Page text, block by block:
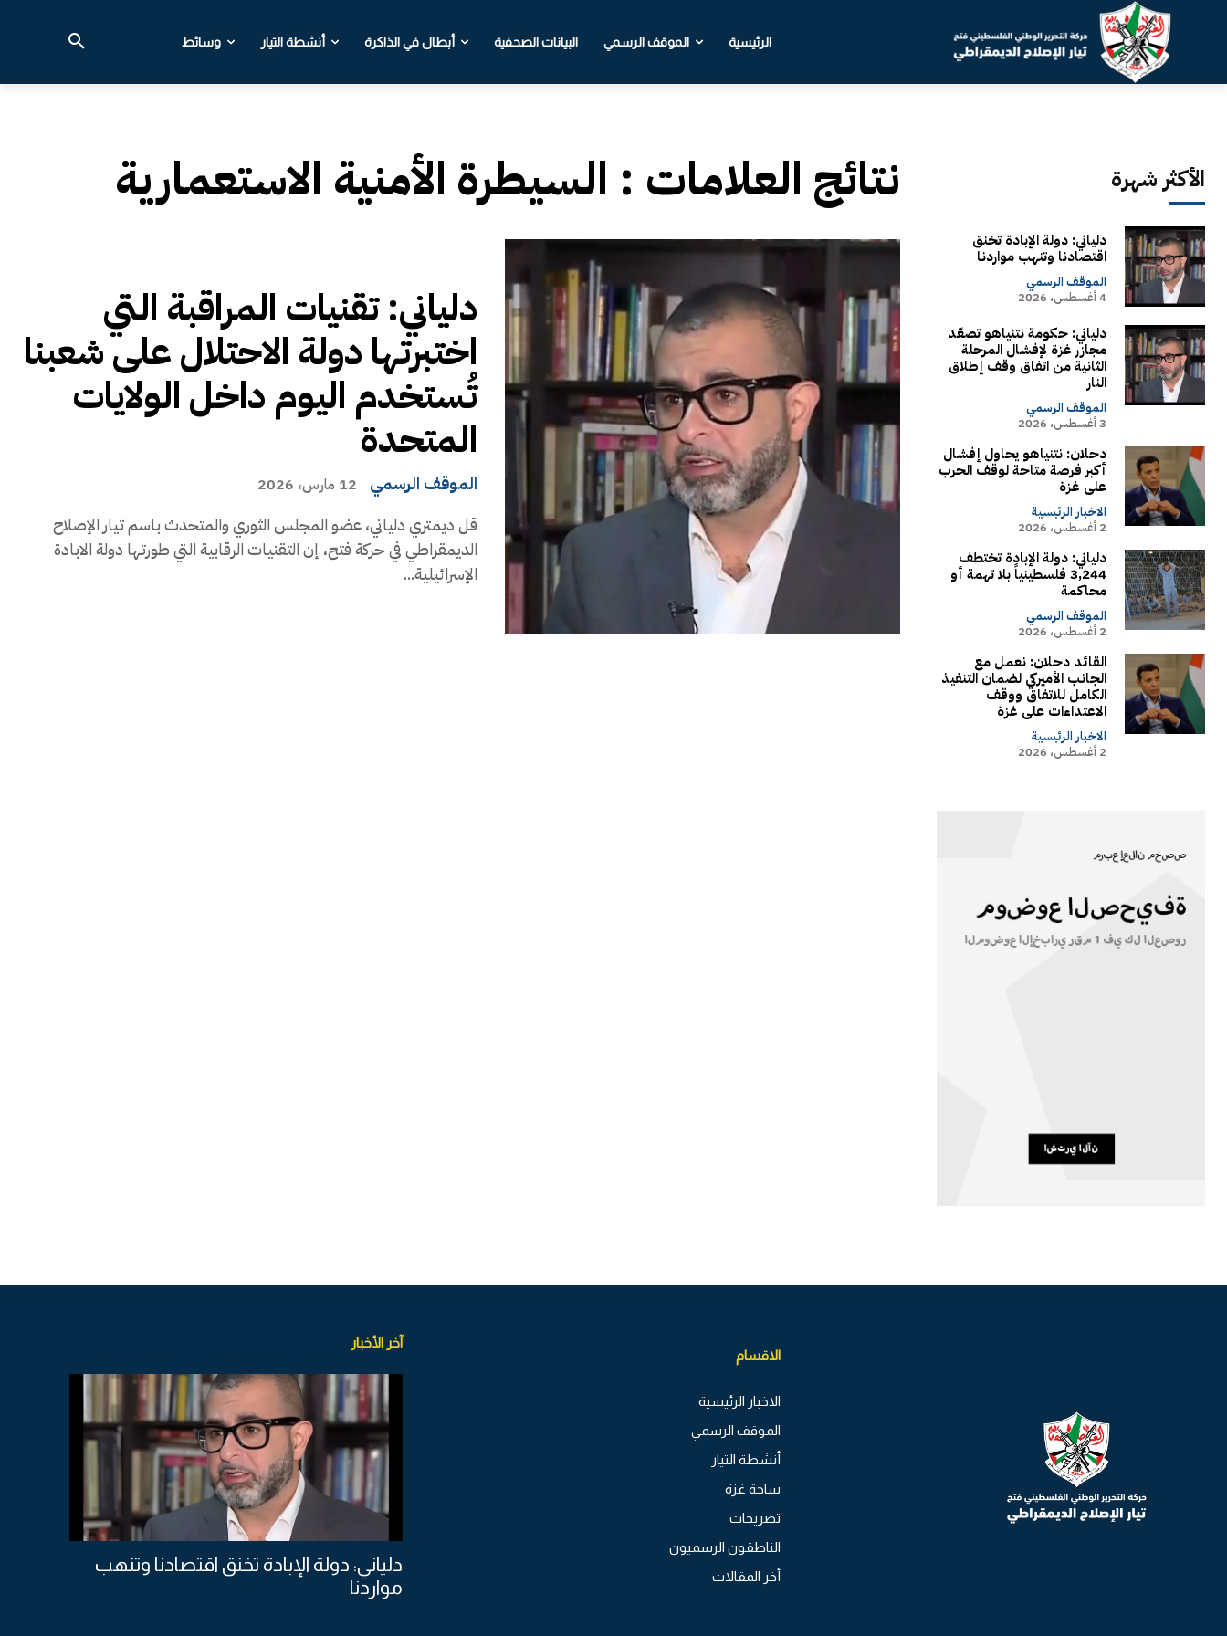
الرئيسية الموقف الرسمي البيانات الصحفية أبطال في الذاكرة أنشطة التيار وسائط
نتائج العلامات : السيطرة الأمنية الاستعمارية
دلياني: تقنيات المراقبة التي
اختبرتها دولة الاحتلال على شعبنا
تُستخدم اليوم داخل الولايات
المتحدة
الموقف الرسمي 12 مارس، 2026
قل ديمتري دلياني، عضو المجلس الثوري والمتحدث باسم تيار الإصلاح
الديمقراطي في حركة فتح، إن التقنيات الرقابية التي طورتها دولة الابادة
الإسرائيلية...
الأكثر شهرة
دلياني: دولة الإبادة تخنق
اقتصادنا وتنهب مواردنا
الموقف الرسمي
4 أغسطس، 2026
دلياني: حكومة نتنياهو تصعّد
مجازر غزة لإفشال المرحلة
الثانية من اتفاق وقف إطلاق
النار
الموقف الرسمي
3 أغسطس، 2026
دحلان: نتنياهو يحاول إفشال
أكبر فرصة متاحة لوقف الحرب
على غزة
الاخبار الرئيسية
2 أغسطس، 2026
دلياني: دولة الإبادة تختطف
3,244 فلسطينياً بلا تهمة أو
محاكمة
الموقف الرسمي
2 أغسطس، 2026
القائد دحلان: نعمل مع
الجانب الأميركي لضمان التنفيذ
الكامل للاتفاق ووقف
الاعتداءات على غزة
الاخبار الرئيسية
2 أغسطس، 2026
الاقسام
الاخبار الرئيسية
الموقف الرسمي
أنشطة التيار
ساحة غزة
تصريحات
الناطقون الرسميون
أخر المقالات
آخر الأخبار
دلياني: دولة الإبادة تخنق اقتصادنا وتنهب
مواردنا